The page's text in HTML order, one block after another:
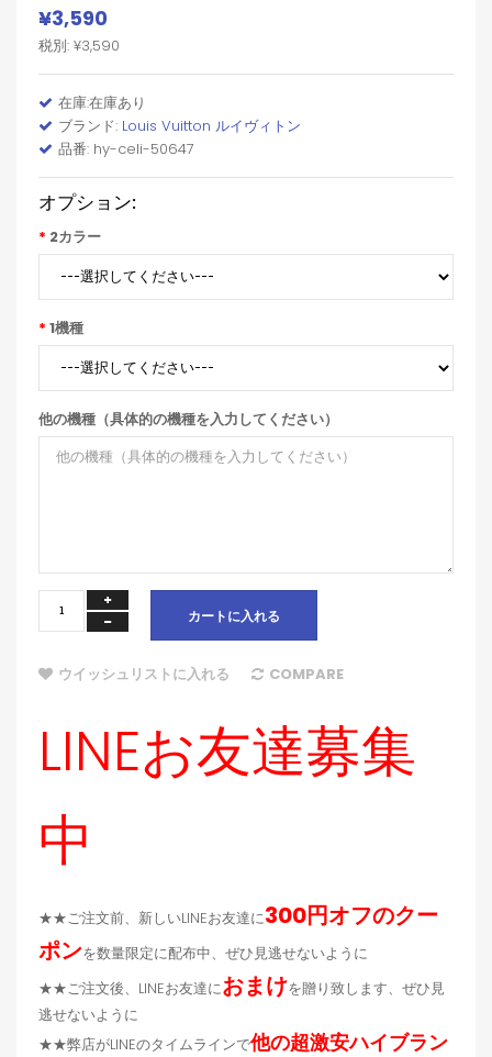
¥3,590
税別: ¥3,590
在庫:在庫あり
ブランド: Louis Vuitton ルイヴィトン
品番: hy-celi-50647
オプション:
2カラー
1機種
他の機種（具体的の機種を入力してください）
カートに入れる
ウイッシュリストに入れる COMPARE
LINEお友達募集
中
★★ご注文前、新しいLINEお友達に300円オフのクー
ポンを数量限定に配布中、ぜひ見逃せないように
★★ご注文後、LINEお友達におまけを贈り致します、ぜひ見
逃せないように
★★弊店がLINEのタイムラインで他の超激安ハイブラン